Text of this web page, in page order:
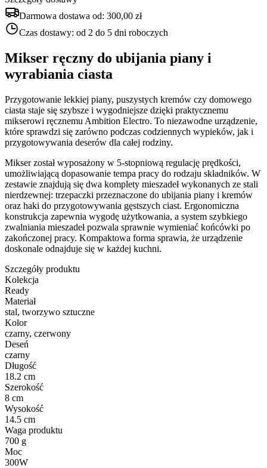
Darmowa dostawa od: 300,00 zł
Czas dostawy: od 2 do 5 dni roboczych
Mikser ręczny do ubijania piany i
wyrabiania ciasta
Przygotowanie lekkiej piany, puszystych kremów czy domowego
ciasta staje się szybsze i wygodniejsze dzięki praktycznemu
mikserowi ręcznemu Ambition Electro. To niezawodne urządzenie,
które sprawdzi się zarówno podczas codziennych wypieków, jak i
przygotowywania deserów dla całej rodziny.
Mikser został wyposażony w 5-stopniową regulację prędkości,
umożliwiającą dopasowanie tempa pracy do rodzaju składników. W
zestawie znajdują się dwa komplety mieszadeł wykonanych ze stali
nierdzewnej: trzepaczki przeznaczone do ubijania piany i kremów
oraz haki do przygotowywania gęstszych ciast. Ergonomiczna
konstrukcja zapewnia wygodę użytkowania, a system szybkiego
zwalniania mieszadeł pozwala sprawnie wymieniać końcówki po
zakończonej pracy. Kompaktowa forma sprawia, że urządzenie
doskonale odnajduje się w każdej kuchni.
Szczegóły produktu
Kolekcja
Ready
Materiał
stal, tworzywo sztuczne
Kolor
czarny, czerwony
Deseń
czarny
Długość
18.2 cm
Szerokość
8 cm
Wysokość
14.5 cm
Waga produktu
700 g
Moc
300W